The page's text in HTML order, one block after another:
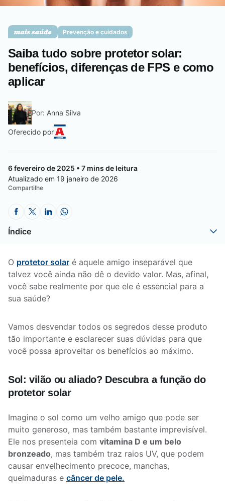
Saúde do homem
Prevenção e cuidados
Saiba tudo sobre protetor solar:
benefícios, diferenças de FPS e como
aplicar
Por: Anna Silva
Oferecido por
6 fevereiro de 2025 • 7 mins de leitura
Atualizado em 19 janeiro de 2026
Compartilhe
Índice
O protetor solar é aquele amigo inseparável que
talvez você ainda não dê o devido valor. Mas, afinal,
você sabe realmente por que ele é essencial para a
sua saúde?
Vamos desvendar todos os segredos desse produto
tão importante e esclarecer suas dúvidas para que
você possa aproveitar os benefícios ao máximo.
Sol: vilão ou aliado? Descubra a função do
protetor solar
Imagine o sol como um velho amigo que pode ser
muito generoso, mas também bastante imprevisível.
Ele nos presenteia com vitamina D e um belo
bronzeado, mas também traz raios UV, que podem
causar envelhecimento precoce, manchas,
queimaduras e câncer de pele.